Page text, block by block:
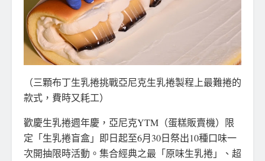
（三顆布丁生乳捲挑戰亞尼克生乳捲製程上最難捲的
款式，費時又耗工）
歡慶生乳捲週年慶，亞尼克YTM（蛋糕販賣機）限
定「生乳捲盲盒」即日起至6月30日祭出10種口味一
次開抽限時活動。集合經典之最「原味生乳捲」、超